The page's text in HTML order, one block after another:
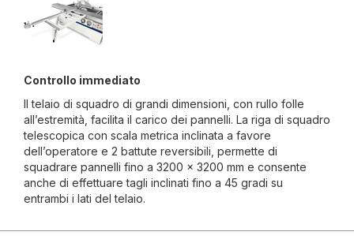
Controllo immediato
Il telaio di squadro di grandi dimensioni, con rullo folle
all’estremità, facilita il carico dei pannelli. La riga di squadro
telescopica con scala metrica inclinata a favore
dell’operatore e 2 battute reversibili, permette di
squadrare pannelli fino a 3200 x 3200 mm e consente
anche di effettuare tagli inclinati fino a 45 gradi su
entrambi i lati del telaio.